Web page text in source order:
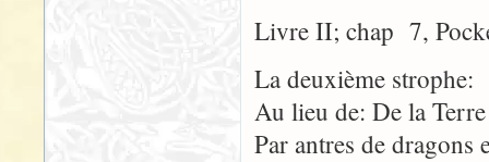
Livre II; chap 7,
La deuxième strophe:
Au lieu de: De la
Par antres de dragons